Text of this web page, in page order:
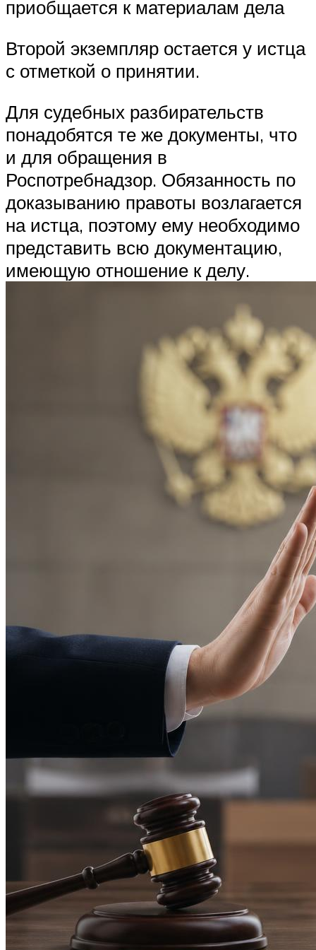
приобщается к материалам дела
Второй экземпляр остается у истца
с отметкой о принятии.
Для судебных разбирательств
понадобятся те же документы, что
и для обращения в
Роспотребнадзор. Обязанность по
доказыванию правоты возлагается
на истца, поэтому ему необходимо
представить всю документацию,
имеющую отношение к делу.